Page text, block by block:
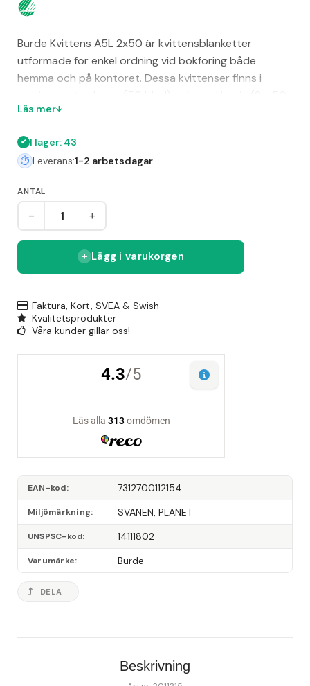
Burde Kvittens A5L 2x50 är kvittensblanketter
utformade för enkel ordning vid bokföring både
hemma och på kontoret. Dessa kvittenser finns i
blad) i block. Formatet är A5L och bladen är hålade
FSC C102650 och levereras i praktiska block, vilket
underlättar användningen vid försäljning eller annan
Läs mer
I lager: 43
Leverans:1-2 arbetsdagar
ANTAL
- +
Lägg i varukorgen
Faktura, Kort, SVEA & Swish
Kvalitetsprodukter
Våra kunder gillar oss!
EAN-kod 7312700112154
Miljömärkning SVANEN, PLANET
UNSPSC-kod 14111802
Varumärke Burde
DELA
Beskrivning